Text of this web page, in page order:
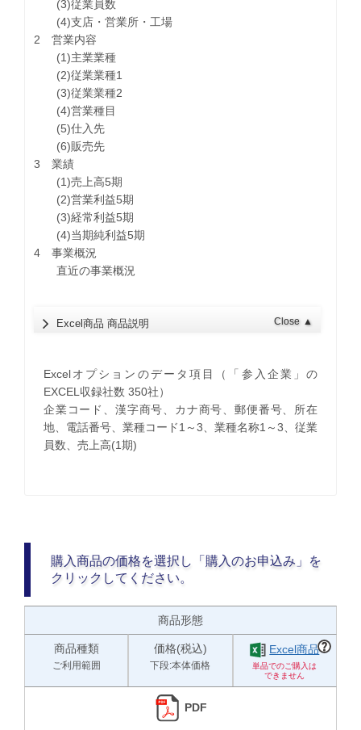
(3)従業員数
(4)支店・営業所・工場
2 営業内容
(1)主業業種
(2)従業業種1
(3)従業業種2
(4)営業種目
(5)仕入先
(6)販売先
3 業績
(1)売上高5期
(2)営業利益5期
(3)経常利益5期
(4)当期純利益5期
4 事業概況
直近の事業概況
Excel商品 商品説明 Close ▲
Excelオプションのデータ項目（「参入企業」の
EXCEL収録社数 350社）
企業コード、漢字商号、カナ商号、郵便番号、所在
地、電話番号、業種コード1～3、業種名称1～3、従業
員数、売上高(1期)
購入商品の価格を選択し「購入のお申込み」を
クリックしてください。
商品形態
商品種類
ご利用範囲
価格(税込)
下段:本体価格
Excel商品
PDF